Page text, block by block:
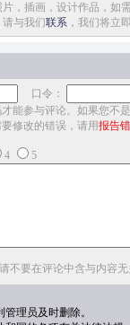
片，插画，设计作品，如
与我们联系 ，我们将立
口令：
能参与评论。如果您不
修改的错误，请用报告
4 5
不要在评论中含与内容
管理员及时删除。